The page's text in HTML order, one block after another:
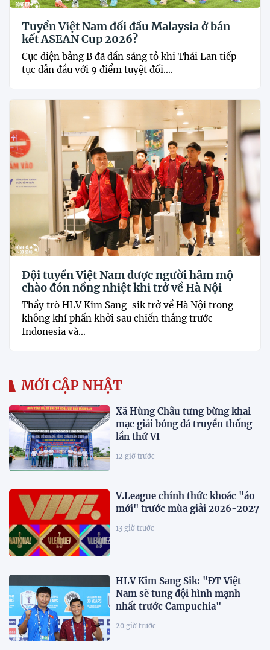
Tuyển Việt Nam đối đầu Malaysia ở bán
kết ASEAN Cup 2026?
Cục diện bảng B đã dần sáng tỏ khi Thái Lan tiếp
tục dẫn đầu với 9 điểm tuyệt đối....
Đội tuyển Việt Nam được người hâm mộ
chào đón nồng nhiệt khi trở về Hà Nội
Thầy trò HLV Kim Sang-sik trở về Hà Nội trong
không khí phấn khởi sau chiến thắng trước
Indonesia và...
MỚI CẬP NHẬT
Xã Hùng Châu tưng bừng khai
mạc giải bóng đá truyền thống
lần thứ VI
12 giờ trước
V.League chính thức khoác "áo
mới" trước mùa giải 2026-2027
13 giờ trước
HLV Kim Sang Sik: "ĐT Việt
Nam sẽ tung đội hình mạnh
nhất trước Campuchia"
20 giờ trước